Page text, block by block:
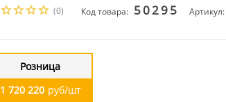
(0) Код товара: 50295
Розница
1 720 220 руб/шт